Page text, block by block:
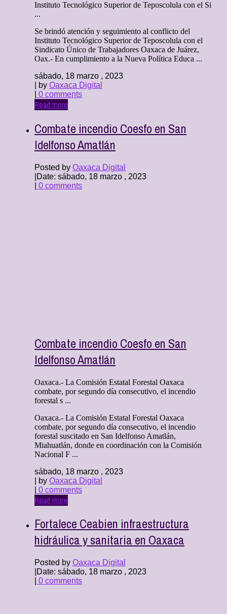
Instituto Tecnológico Superior de Teposcolula con el Si
...
Se brindó atención y seguimiento al conflicto del
Instituto Tecnológico Superior de Teposcolula con el
Sindicato Único de Trabajadores Oaxaca de Juárez,
Oax.- En cumplimiento a la Nueva Política Educa ...
sábado, 18 marzo , 2023
| by Oaxaca Digital
0 comments
Read more
Combate incendio Coesfo en San
Idelfonso Amatlán
Posted by Oaxaca Digital
Date: sábado, 18 marzo , 2023
0 comments
Combate incendio Coesfo en San
Idelfonso Amatlán
Oaxaca.- La Comisión Estatal Forestal Oaxaca
combate, por segundo día consecutivo, el incendio
forestal s ...
Oaxaca.- La Comisión Estatal Forestal Oaxaca
combate, por segundo día consecutivo, el incendio
forestal suscitado en San Idelfonso Amatlán,
Miahuatlán, donde en coordinación con la Comisión
Nacional F ...
sábado, 18 marzo , 2023
| by Oaxaca Digital
0 comments
Read more
Fortalece Ceabien infraestructura
hidráulica y sanitaria en Oaxaca
Posted by Oaxaca Digital
Date: sábado, 18 marzo , 2023
0 comments